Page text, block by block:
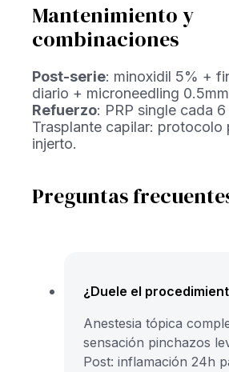
Mantenimiento y
combinaciones
Post-serie: minoxidil 5% +
diario + microneedling
Refuerzo: PRP single cada 6
Trasplante capilar: protocolo
injerto.
Preguntas
¿Duele el
Anestesia tópica
sensación pinchazos
Post: inflamación 24h